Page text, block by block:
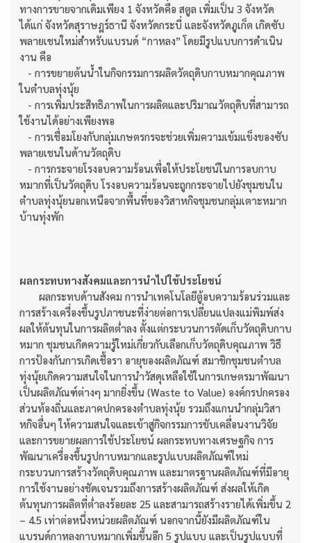
ทางการขายจากเดิมเพียง 1 จังหวัดคือ สตูล เพิ่มเป็น 3 จังหวัด
ได้แก่ จังหวัดสุราษฎร์ธานี จังหวัดกระบี่ และจังหวัดภูเก็ต เกิดซับ
พลายเชนใหม่สำหรับแบรนด์ “กาหลง” โดยมีรูปแบบการดำเนิน
งาน คือ
- การขยายต้นน้ำในกิจกรรมการผลิตวัตถุดิบกาบหมากคุณภาพ
ในตำบลทุ่งนุ้ย
- การเพิ่มประสิทธิภาพในการผลิตและปริมาณวัตถุดิบที่สามารถ
ใช้งานได้อย่างเพียงพอ
- การเชื่อมโยงกับกลุ่มเกษตรกรจะช่วยเพิ่มความเข้มแข็งของซับ
พลายเชนในด้านวัตถุดิบ
- การกระจายโรงอบความร้อนเพื่อให้ประโยชน์ในการอบกาบ
หมากที่เป็นวัตถุดิบ โรงอบความร้อนจะถูกกระจายไปยังชุมชนใน
ตำบลทุ่งนุ้ยนอกเหนือจากพื้นที่ของวิสาหกิจชุมชนกลุ่มเตาะหมาก
บ้านทุ่งพัก
ผลกระทบทางสังคมและการนำไปใช้ประโยชน์
ผลกระทบด้านสังคม การนำเทคโนโลยีตู้อบความร้อนร่วมและ
การสร้างเครื่องขึ้นรูปภาชนะที่ง่ายต่อการเปลี่ยนแปลงแม่พิมพ์ส่ง
ผลให้ต้นทุนในการผลิตต่ำลง ตั้งแต่กระบวนการตัดเก็บวัตถุดิบกาบ
หมาก ชุมชนเกิดความรู้ใหม่เกี่ยวกับเลือกเก็บวัตถุดิบคุณภาพ วิธี
การป้องกันการเกิดเชื้อรา อายุของผลิตภัณฑ์ สมาชิกชุมชนตำบล
ทุ่งนุ้ยเกิดความสนใจในการนำวัสดุเหลือใช้ในการเกษตรมาพัฒนา
เป็นผลิตภัณฑ์ต่างๆ มากยิ่งขึ้น (Waste to Value) องค์กรปกครอง
ส่วนท้องถิ่นและภาคปกครองตำบลทุ่งนุ้ย รวมถึงแกนนำกลุ่มวิสา
หกิจอื่นๆ ให้ความสนใจและเข้าสู่กิจกรรมการขับเคลื่อนงานวิจัย
และการขยายผลการใช้ประโยชน์ ผลกระทบทางเศรษฐกิจ การ
พัฒนาเครื่องขึ้นรูปกาบหมากและรูปแบบผลิตภัณฑ์ใหม่
กระบวนการสร้างวัตถุดิบคุณภาพ และมาตรฐานผลิตภัณฑ์ที่มีอายุ
การใช้งานอย่างชัดเจนรวมถึงการสร้างผลิตภัณฑ์ ส่งผลให้เกิด
ต้นทุนการผลิตที่ต่ำลงร้อยละ 25 และสามารถสร้างรายได้เพิ่มขึ้น 2
– 4.5 เท่าต่อหนึ่งหน่วยผลิตภัณฑ์ นอกจากนี้ยังมีผลิตภัณฑ์ใน
แบรนด์กาหลงกาบหมากเพิ่มขึ้นอีก 5 รูปแบบ และเป็นรูปแบบที่